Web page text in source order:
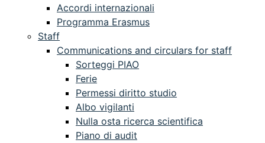
Accordi internazionali
Programma Erasmus
Staff
Communications and circulars for staff
Sorteggi PIAO
Ferie
Permessi diritto studio
Albo vigilanti
Nulla osta ricerca scientifica
Piano di audit